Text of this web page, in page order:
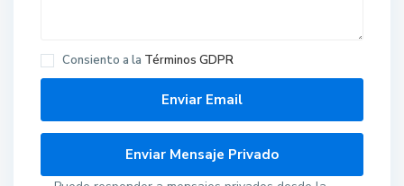
Consiento a la Términos GDPR